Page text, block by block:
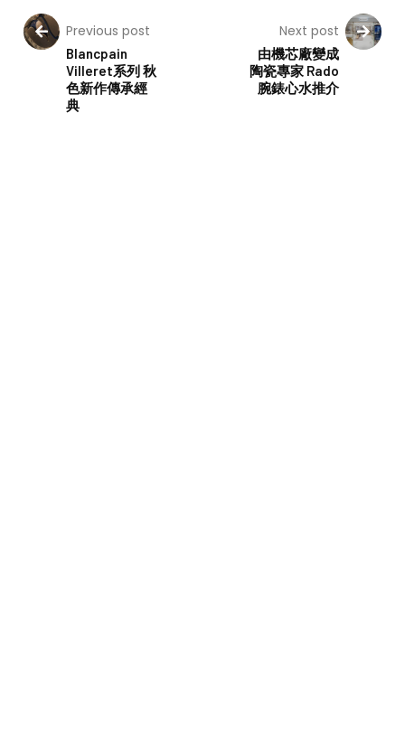
Previous post
Blancpain
Villeret系列 秋
色新作傳承經
典
Next post
由機芯廠變成
陶瓷專家 Rado
腕錶心水推介